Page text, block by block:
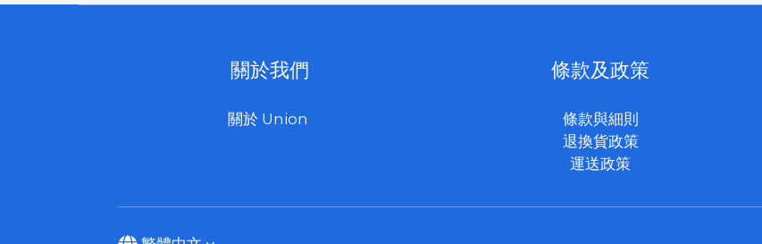
關於我們
關於 Union
條款及政策
條款與細則
退換貨政策
運送政策